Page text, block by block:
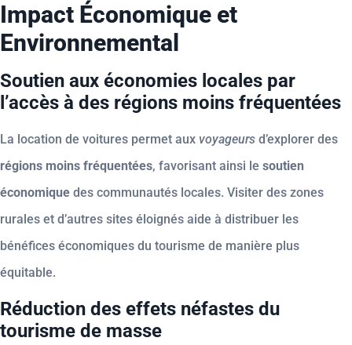
Impact Économique et
Environnemental
Soutien aux économies locales par
l’accès à des régions moins fréquentées
La location de voitures permet aux voyageurs d’explorer des
régions moins fréquentées, favorisant ainsi le soutien
économique des communautés locales. Visiter des zones
rurales et d’autres sites éloignés aide à distribuer les
bénéfices économiques du tourisme de manière plus
équitable.
Réduction des effets néfastes du
tourisme de masse